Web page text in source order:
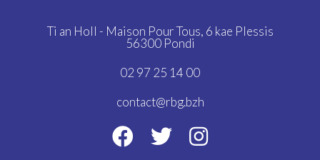
Ti an Holl - Maison Pour Tous, 6 kae Plessis
56300 Pondi
02 97 25 14 00
contact@rbg.bzh